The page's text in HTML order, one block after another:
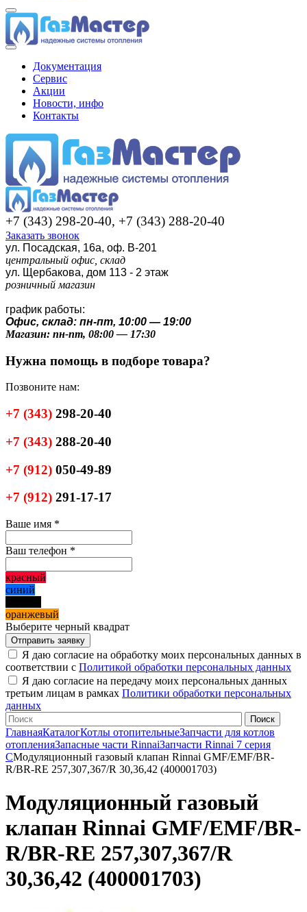
Документация
Сервис
Акции
Новости, инфо
Контакты
+7 (343) 298-20-40, +7 (343) 288-20-40
Заказать звонок
ул. Посадская, 16а, оф. В-201
центральный офис, склад
ул. Щербакова, дом 113 - 2 этаж
розничный магазин
график работы:
Офис, склад: пн-пт, 10:00 — 19:00
Магазин: пн-пт, 08:00 — 17:30
Нужна помощь в подборе товара?
Позвоните нам:
+7 (343) 298-20-40
+7 (343) 288-20-40
+7 (912) 050-49-89
+7 (912) 291-17-17
Ваше имя *
Ваш телефон *
красный
синий
оранжевый
Выберите черный квадрат
Я даю согласие на обработку моих персональных данных в
соответствии с Политикой обработки персональных данных
Я даю согласие на передачу моих персональных данных
третьим лицам в рамках Политики обработки персональных
данных
ГлавнаяКаталогКотлы отопительныеЗапчасти для котлов
отопленияЗапасные части RinnaiЗапчасти Rinnai 7 серия
CМодуляционный газовый клапан Rinnai GMF/EMF/BR-
R/BR-RE 257,307,367/R 30,36,42 (400001703)
Модуляционный газовый
клапан Rinnai GMF/EMF/BR-
R/BR-RE 257,307,367/R
30,36,42 (400001703)